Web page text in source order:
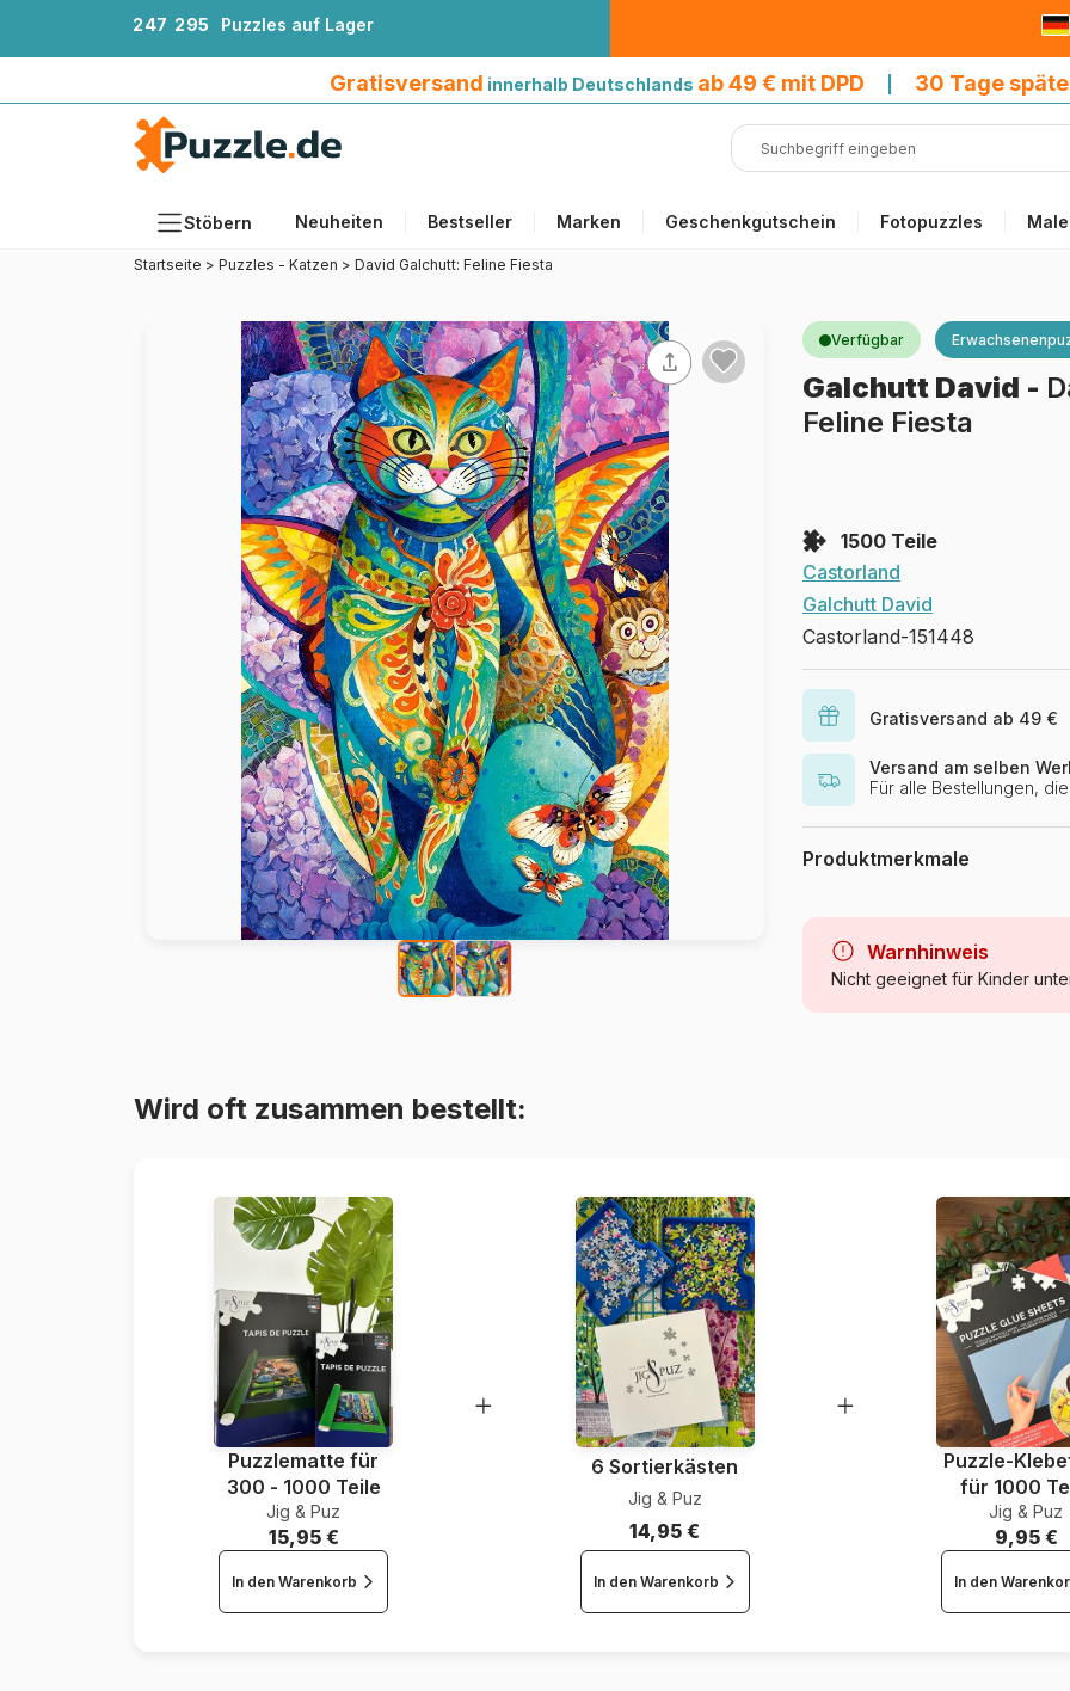
247 295 Puzzles auf Lager
Gratisversand innerhalb Deutschlands ab 49 € mit DPD 30 Tage
Stöbern Neuheiten Bestseller Marken Geschenkgutschein Fotopuzzles
Teileanzahl
Künstlerinnen und Künstler
Holzpuzzles
Malen nach Zahlen
Startseite > Puzzles - Katzen > David Galchutt: Feline Fiesta
Verfügbar
Galchutt David -
Feline Fiesta
1500 Teile
Castorland
Galchutt David
Castorland-151448
Gratisversand ab 49 €
Versand am selben
Für alle Bestellungen,
Produktmerkmale
Kategorie
Alter
Warnhinweis
Nicht geeignet für Kinder
Wird oft zusammen bestellt:
Puzzlematte für
300 - 1000 Teile
Jig & Puz
15,95 €
In den Warenkorb
6 Sortierkästen
Jig & Puz
14,95 €
In den Warenkorb
Puzzle-
für 1000
Jig & Puz
9,95 €
In den